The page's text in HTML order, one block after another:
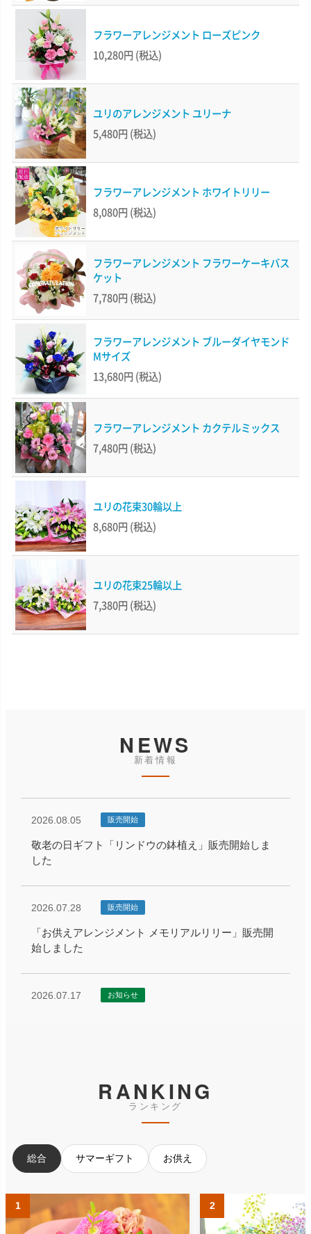
フラワーアレンジメント ローズピンク
10,280円 (税込)
ユリのアレンジメント ユリーナ
5,480円 (税込)
フラワーアレンジメント ホワイトリリー
8,080円 (税込)
フラワーアレンジメント フラワーケーキバス
ケット
7,780円 (税込)
フラワーアレンジメント ブルーダイヤモンド
Mサイズ
13,680円 (税込)
フラワーアレンジメント カクテルミックス
7,480円 (税込)
ユリの花束30輪以上
8,680円 (税込)
ユリの花束25輪以上
7,380円 (税込)